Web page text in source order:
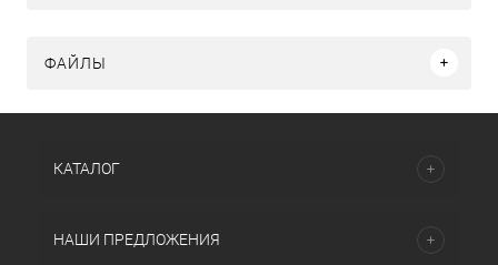
ФАЙЛЫ
КАТАЛОГ
НАШИ ПРЕДЛОЖЕНИЯ